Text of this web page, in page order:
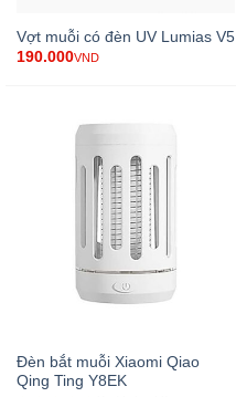
Vợt muỗi có đèn UV Lumias V5
190.000VND
Đèn bắt muỗi Xiaomi Qiao
Qing Ting Y8EK